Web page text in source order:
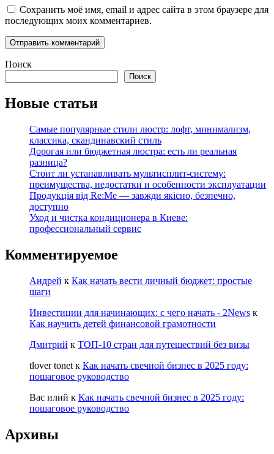
Сохранить моё имя, email и адрес сайта в этом браузере для
последующих моих комментариев.
Поиск
Поиск
Новые статьи
Самые популярные стили люстр: лофт, минимализм,
классика, скандинавский стиль
Дорогая или бюджетная люстра: есть ли реальная
разница?
Стоит ли устанавливать мультисплит-систему:
преимущества, недостатки и особенности эксплуатации
Продукція від Re:Me — завжди якісно, безпечно,
доступно
Уход и чистка кондиционера в Киеве:
профессиональный сервис
Комментируемое
Андрей к Как начать вести личный бюджет: простые
шаги
Инвестиции для начинающих: с чего начать - 2News к
Как научить детей финансовой грамотности
Дмитрий к ТОП-10 стран для путешествий без визы
tlover tonet к Как начать свечной бизнес в 2025 году:
пошаговое руководство
Вас илий к Как начать свечной бизнес в 2025 году:
пошаговое руководство
Архивы